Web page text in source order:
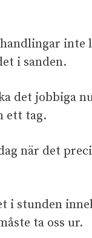
inte
i sanden.
det jobbiga
ett tag.
när det
i stunden
ta oss ur.